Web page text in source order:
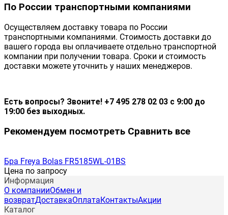
По России транспортными компаниями
Осуществляем доставку товара по России
транспортными компаниями. Стоимость доставки до
вашего города вы оплачиваете отдельно транспортной
компании при получении товара. Сроки и стоимость
доставки можете уточнить у наших менеджеров.
Есть вопросы? Звоните! +7 495 278 02 03 с 9:00 до
19:00 без выходных.
Рекомендуем посмотреть Сравнить все
Бра Freya Bolas FR5185WL-01BS
Цена по запросу
Информация
О компанииОбмен и
возвратДоставкаОплатаКонтактыАкции
Каталог